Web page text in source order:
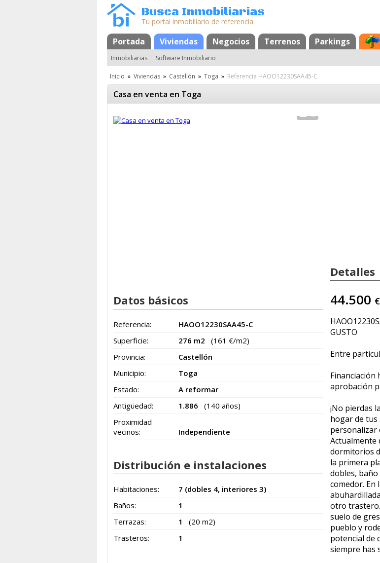
Busca Inmobiliarias
Tu portal inmobiliario de referencia
Portada Viviendas Negocios Terrenos Parkings
MapaFavoritos
Inmobiliarias Software Inmobiliario
Inicio » Viviendas » Castellón » Toga » Referencia HAOO12230SAA45-C
Casa en venta en Toga
12
Datos básicos
Referencia:
HAOO12230SAA45-C
Superficie:
276 m2
(161 €/m2)
Provincia:
Castellón
Municipio:
Toga
Estado:
A reformar
Antigüedad:
1.886
(140 años)
Proximidad
vecinos:
Independiente
Distribución e instalaciones
Habitaciones:
7 (dobles 4, interiores 3)
Baños:
1
Terrazas:
1
(20 m2)
Trasteros:
1
Detalles
44.500 €
GUSTO
Entre
Financiación
aprobación
¡No pierdas
hogar de tus
personalizar
Actualmente
dormitorios
la primera
dobles,
comedor. En
otro
suelo de
pueblo y
potencial de
siempre has